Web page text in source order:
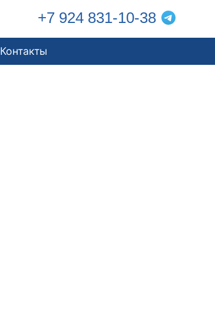
+7 924 831-10-38
Контакты